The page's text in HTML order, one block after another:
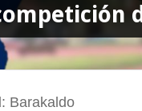
: Barakaldo